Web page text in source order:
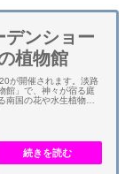
デンショー
植物館
が開催されます。淡路
館」で、神々が宿る庭
南国の花や水生植物に